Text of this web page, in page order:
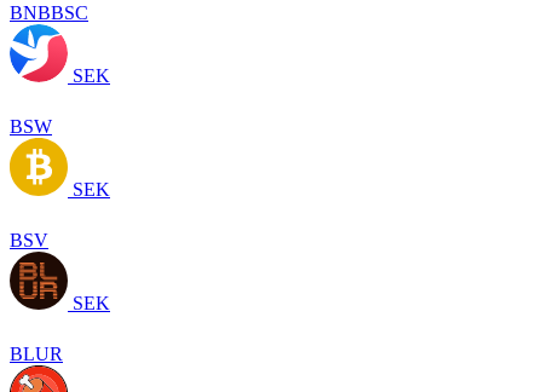
BNBBSC
SEK
BSW
SEK
BSV
SEK
BLUR